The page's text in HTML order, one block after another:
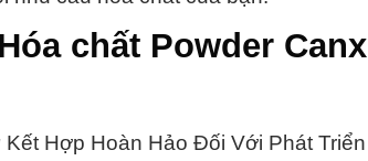
chất Powder
Hợp Hoàn Hảo Đối Với Phát